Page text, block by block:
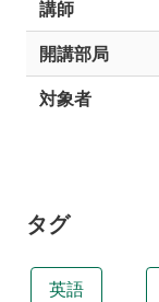
授
講師
開講部局
対象者
タグ
英語